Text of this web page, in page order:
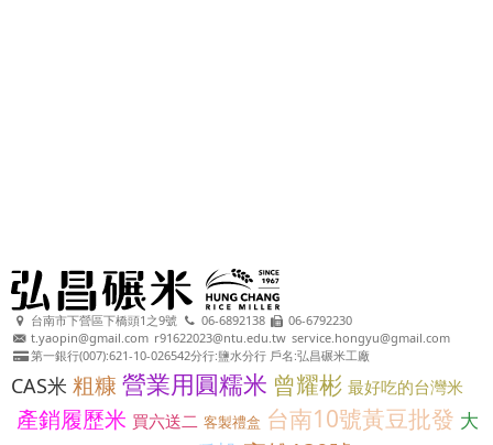
台南市下營區下橋頭1之9號 06-6892138
06-6792230
t.yaopin@gmail.com r91622023@ntu.edu.tw service.hongyu@gmail.com
第一銀行(007):621-10-026542分行:鹽水分行 戶名:弘昌碾米工廠
CAS米 粗糠 營業用圓糯米 曾耀彬 最好吃的台灣米
產銷履歷米 買六送二 客製禮盒 台南10號黃豆批發 大